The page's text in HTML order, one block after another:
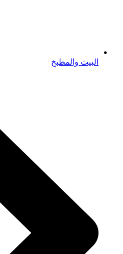
البيت والمطبخ